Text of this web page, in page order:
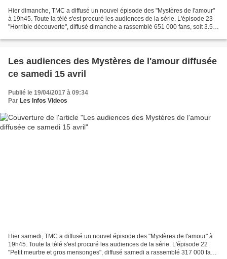
Hier dimanche, TMC a diffusé un nouvel épisode des "Mystères de l'amour"
à 19h45. Toute la télé s'est procuré les audiences de la série. L'épisode 23
"Horrible découverte", diffusé dimanche a rassemblé 651 000 fans, soit 3.5
Les audiences des Mystères de l'amour diffusée
ce samedi 15 avril
Publié le 19/04/2017 à 09:34
Par Les Infos Videos
Hier samedi, TMC a diffusé un nouvel épisode des "Mystères de l'amour" à
19h45. Toute la télé s'est procuré les audiences de la série. L'épisode 22
"Petit meurtre et gros mensonges", diffusé samedi a rassemblé 317 000 fans,